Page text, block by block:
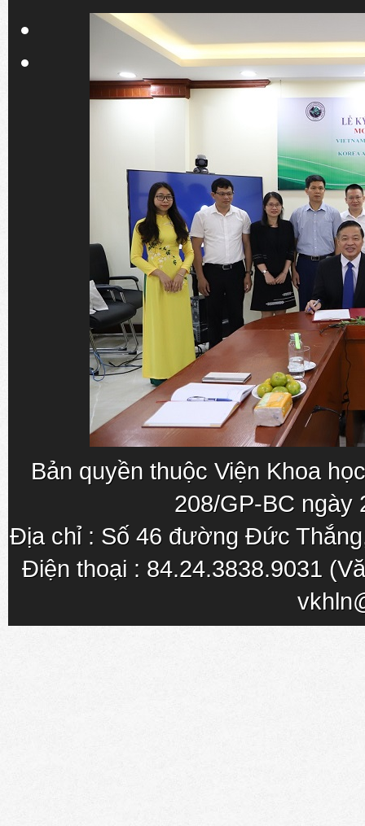
Bản quyền thuộc Viện Khoa
208/GP-BC ngày
Địa chỉ : Số 46 đường Đức
Điện thoại : 84.24.3838.9031